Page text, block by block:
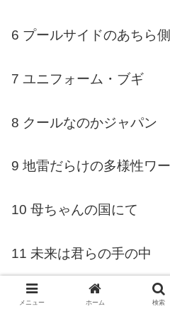
6 プールサイドのあちら
7 ユニフォーム・ブギ
8 クールなのかジャパン
9 地雷だらけの多様性ワ
10 母ちゃんの国にて
11 未来は君らの手の中
12 フォスター・チルド
メニュー ホーム 検索